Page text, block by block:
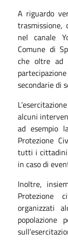
A riguardo
trasmissione,
nel canale
Comune di
che oltre ad
secondarie di
alcuni
ad esempio
Protezione
tutti i cittadini
in caso di
Inoltre,
Protezione
organizzati